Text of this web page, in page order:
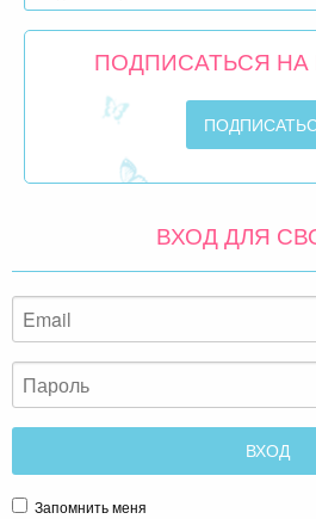
ПОДПИСАТЬСЯ НА
ВХОД ДЛЯ
Запомнить меня